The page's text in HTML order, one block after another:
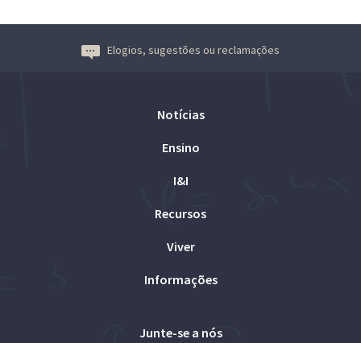
Elogios, sugestões ou reclamações
Notícias
Ensino
I&I
Recursos
Viver
Informações
Junte-se a nós